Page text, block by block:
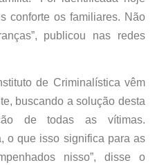
conforte os familiares. Não
publicou nas redes
de Criminalística vêm
buscando a solução desta
de todas as vítimas.
o que isso significa para as
nisso”, disse o